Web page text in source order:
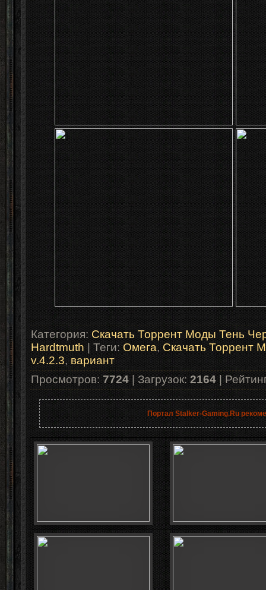
Категория: Скачать Торрент Моды Тень
Hardtmuth| Теги:Омега,Скачать Торрент
v.4.2.3,вариант
Просмотров:7724|Загрузок: 2164|
Портал Stalker-Gaming.Ru